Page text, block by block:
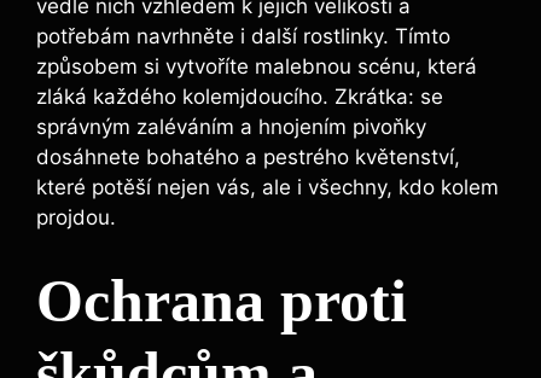
vedle nich vzhledem k jejich velikosti a
potřebám ‍navrhněte⁣ i​ další rostlinky. Tímto
způsobem si‍ vytvoříte malebnou scénu, která
zláká každého kolemjdoucího. Zkrátka:​ se
správným zaléváním a hnojením pivoňky
dosáhnete ‍bohatého a pestrého‌ květenství,
které potěší nejen vás, ale i všechny, kdo kolem
projdou.
Ochrana proti